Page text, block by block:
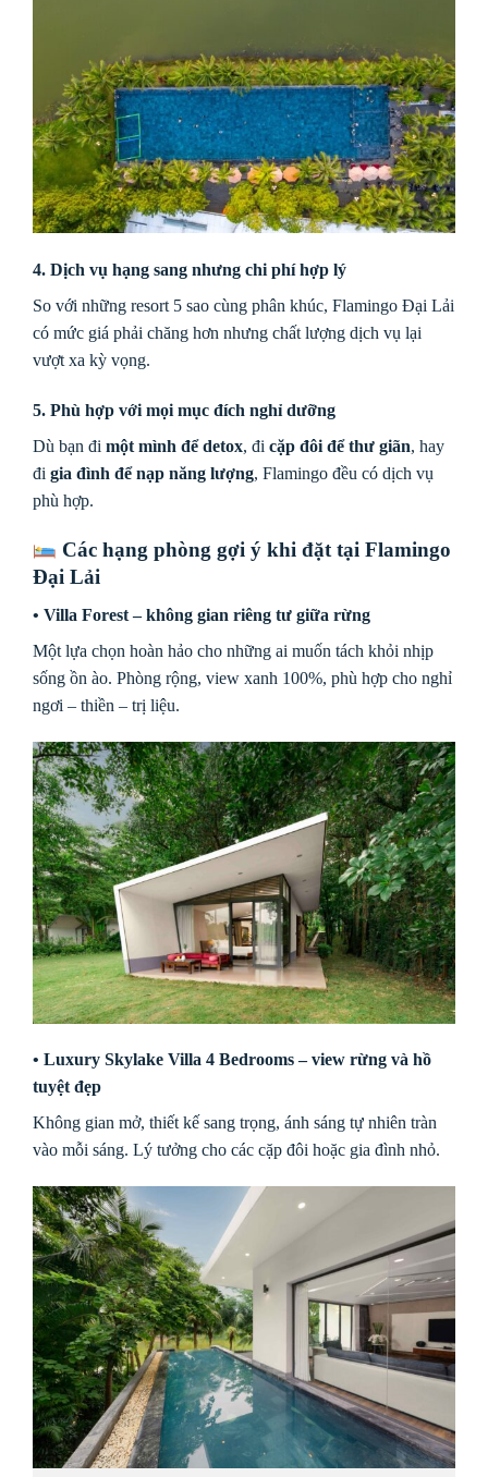
4. Dịch vụ hạng sang nhưng chi phí hợp lý
So với những resort 5 sao cùng phân khúc, Flamingo Đại Lải
có mức giá phải chăng hơn nhưng chất lượng dịch vụ lại
vượt xa kỳ vọng.
5. Phù hợp với mọi mục đích nghỉ dưỡng
Dù bạn đi một mình để detox, đi cặp đôi để thư giãn, hay
đi gia đình để nạp năng lượng, Flamingo đều có dịch vụ
phù hợp.
Các hạng phòng gợi ý khi đặt tại Flamingo
Đại Lải
• Villa Forest – không gian riêng tư giữa rừng
Một lựa chọn hoàn hảo cho những ai muốn tách khỏi nhịp
sống ồn ào. Phòng rộng, view xanh 100%, phù hợp cho nghỉ
ngơi – thiền – trị liệu.
• Luxury Skylake Villa 4 Bedrooms – view rừng và hồ
tuyệt đẹp
Không gian mở, thiết kế sang trọng, ánh sáng tự nhiên tràn
vào mỗi sáng. Lý tưởng cho các cặp đôi hoặc gia đình nhỏ.